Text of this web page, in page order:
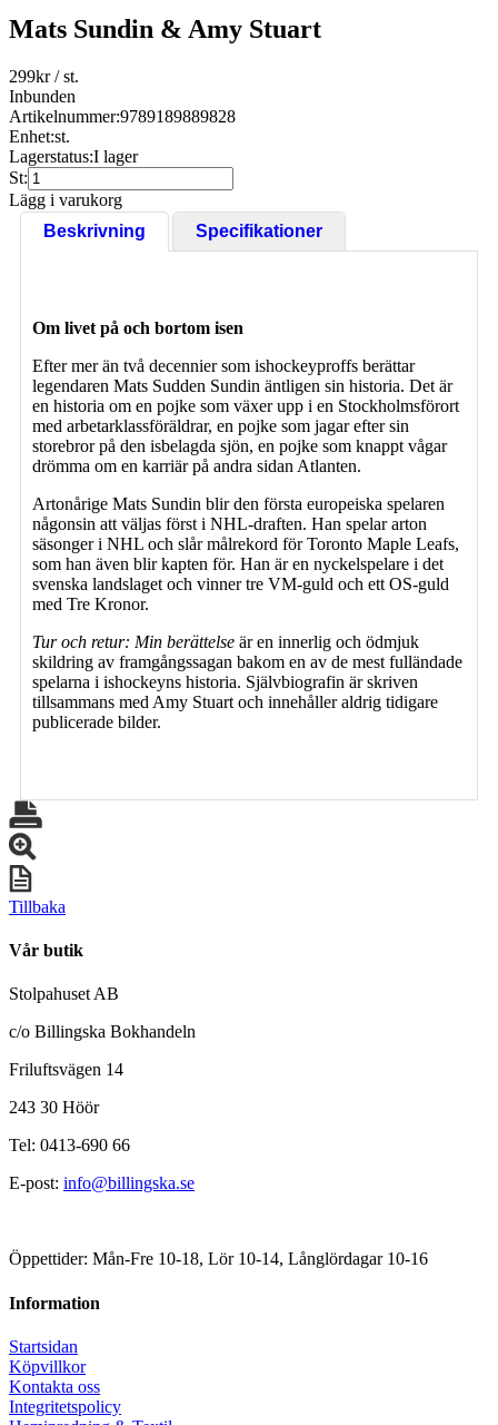
Mats Sundin & Amy Stuart
299kr/ st.
Inbunden
Artikelnummer:9789189889828
Enhet:st.
Lagerstatus:I lager
St:
Lägg i varukorg
Beskrivning
Specifikationer
Om livet på och bortom isen
Efter mer än två decennier som ishockeyproffs berättar
legendaren Mats Sudden Sundin äntligen sin historia. Det är
en historia om en pojke som växer upp i en Stockholmsförort
med arbetarklassföräldrar, en pojke som jagar efter sin
storebror på den isbelagda sjön, en pojke som knappt vågar
drömma om en karriär på andra sidan Atlanten.
Artonårige Mats Sundin blir den första europeiska spelaren
någonsin att väljas först i NHL-draften. Han spelar arton
säsonger i NHL och slår målrekord för Toronto Maple Leafs,
som han även blir kapten för. Han är en nyckelspelare i det
svenska landslaget och vinner tre VM-guld och ett OS-guld
med Tre Kronor.
Tur och retur: Min berättelse är en innerlig och ödmjuk
skildring av framgångssagan bakom en av de mest fulländade
spelarna i ishockeyns historia. Självbiografin är skriven
tillsammans med Amy Stuart och innehåller aldrig tidigare
publicerade bilder.
Tillbaka
Vår butik
Stolpahuset AB
c/o Billingska Bokhandeln
Friluftsvägen 14
243 30 Höör
Tel: 0413-690 66
E-post: info@billingska.se
Öppettider: Mån-Fre 10-18, Lör 10-14, Långlördagar 10-16
Information
Startsidan
Köpvillkor
Kontakta oss
Integritetspolicy